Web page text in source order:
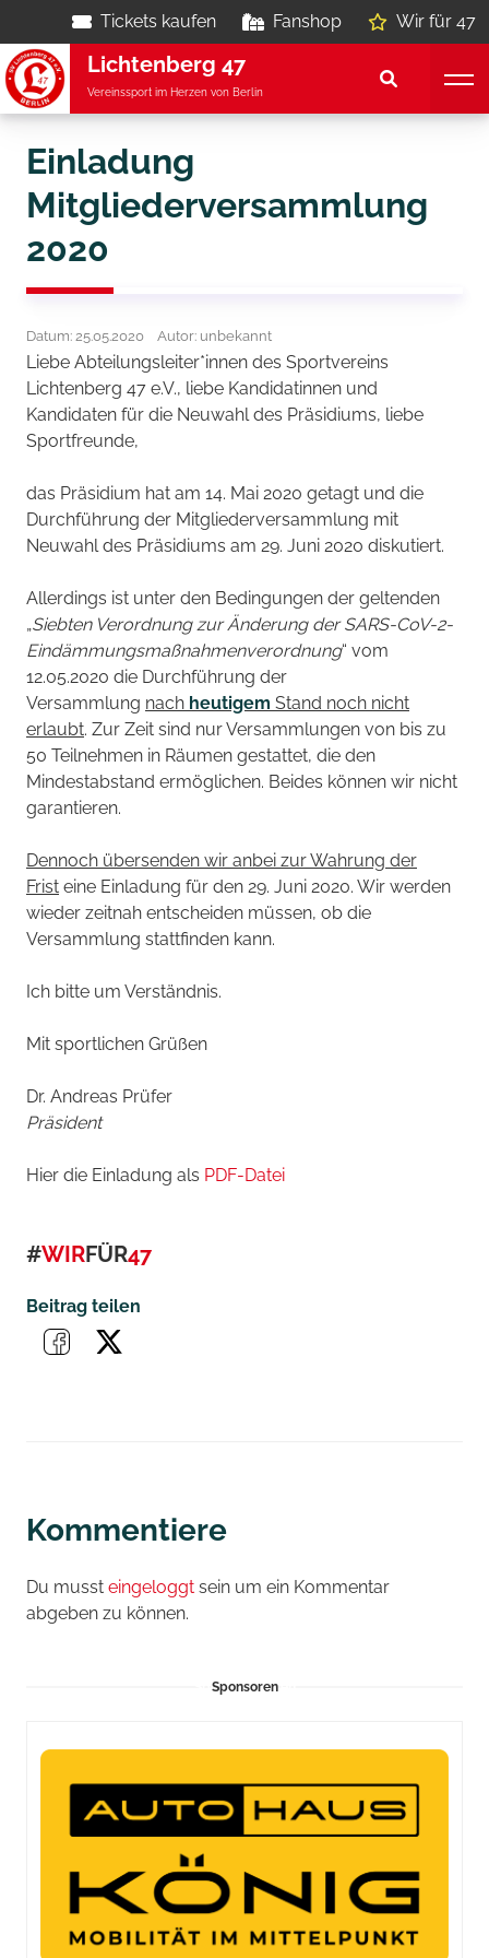
Tickets kaufen Fanshop Wir für 47
Lichtenberg 47
Vereinssport im Herzen von Berlin
Einladung
Mitgliederversammlung
2020
Datum: 25.05.2020 Autor: unbekannt
Liebe Abteilungsleiter*innen des Sportvereins
Lichtenberg 47 e.V., liebe Kandidatinnen und
Kandidaten für die Neuwahl des Präsidiums, liebe
Sportfreunde,
das Präsidium hat am 14. Mai 2020 getagt und die
Durchführung der Mitgliederversammlung mit
Neuwahl des Präsidiums am 29. Juni 2020 diskutiert.
Allerdings ist unter den Bedingungen der geltenden
„Siebten Verordnung zur Änderung der SARS-CoV-2-
Eindämmungsmaßnahmenverordnung“ vom
12.05.2020 die Durchführung der
Versammlung nach heutigem Stand noch nicht
erlaubt. Zur Zeit sind nur Versammlungen von bis zu
50 Teilnehmen in Räumen gestattet, die den
Mindestabstand ermöglichen. Beides können wir nicht
garantieren.
Dennoch übersenden wir anbei zur Wahrung der
Frist eine Einladung für den 29. Juni 2020. Wir werden
wieder zeitnah entscheiden müssen, ob die
Versammlung stattfinden kann.
Ich bitte um Verständnis.
Mit sportlichen Grüßen
Dr. Andreas Prüfer
Präsident
Hier die Einladung als PDF-Datei
#WIRFÜR47
Beitrag teilen
Kommentiere
Du musst eingeloggt sein um ein Kommentar
abgeben zu können.
Sponsoren